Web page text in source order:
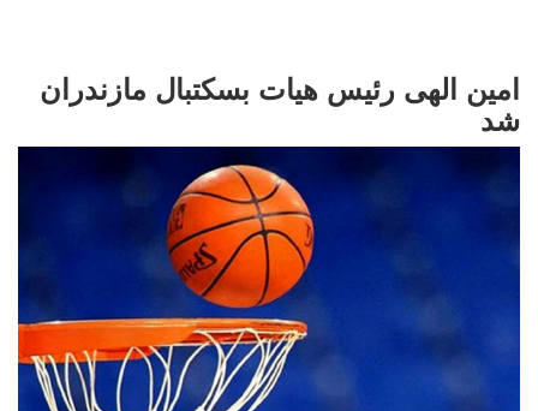
امین الهی رئیس هیات بسکتبال مازندران
شد